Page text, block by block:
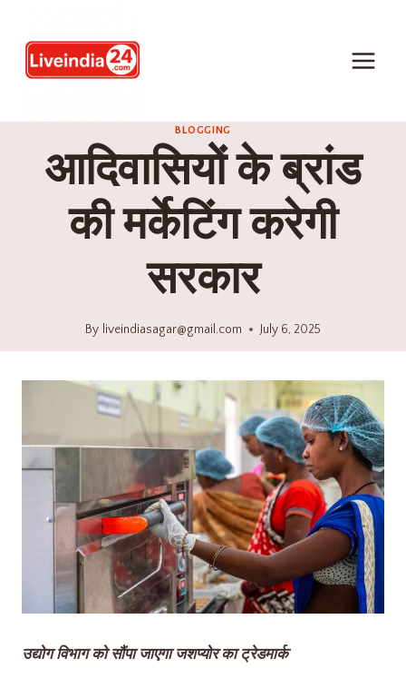
BLOGGING
आदिवासियों के ब्रांड
की मर्केटिंग करेगी
सरकार
By liveindiasagar@gmail.com July 6, 2025
उद्योग विभाग को सौंपा जाएगा जशप्योर का ट्रेडमार्क